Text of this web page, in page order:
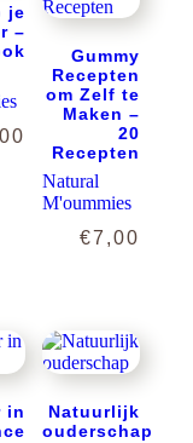
je
–
Gummy
Recepten
om Zelf te
Maken –
20
Recepten
Natural
M'oummies
€7,00
in
Natuurlijk
ouderschap